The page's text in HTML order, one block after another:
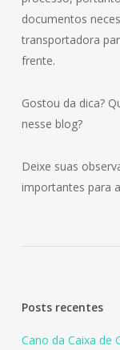
documentos
transportadora
frente.
Gostou da dica?
nesse blog?
Deixe suas
importantes para
Posts recentes
Cano da Caixa de